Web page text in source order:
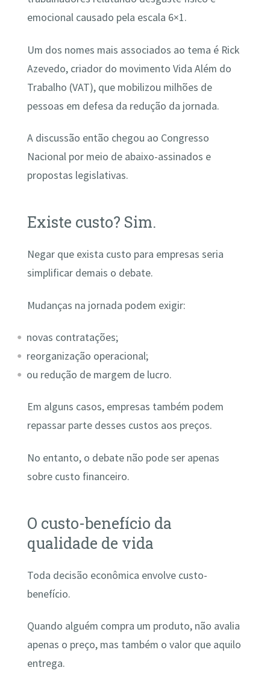
emocional causado pela escala 6×1.
Um dos nomes mais associados ao tema é Rick
Azevedo, criador do movimento Vida Além do
Trabalho (VAT), que mobilizou milhões de
pessoas em defesa da redução da jornada.
A discussão então chegou ao Congresso
Nacional por meio de abaixo-assinados e
propostas legislativas.
Existe custo? Sim.
Negar que exista custo para empresas seria
simplificar demais o debate.
Mudanças na jornada podem exigir:
novas contratações;
reorganização operacional;
ou redução de margem de lucro.
Em alguns casos, empresas também podem
repassar parte desses custos aos preços.
No entanto, o debate não pode ser apenas
sobre custo financeiro.
O custo-benefício da
qualidade de vida
Toda decisão econômica envolve custo-
benefício.
Quando alguém compra um produto, não avalia
apenas o preço, mas também o valor que aquilo
entrega.